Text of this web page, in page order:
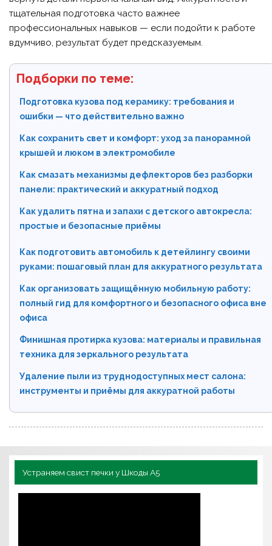
тщательная подготовка часто важнее
профессиональных навыков — если подойти к работе
вдумчиво, результат будет предсказуемым.
Подборки по теме:
Подготовка кузова под керамику: требования и
ошибки — что действительно важно
Как сохранить свет и комфорт: уход за панорамной
крышей и люком в электромобиле
Как смазать механизмы дефлекторов без разборки
панели: практический и аккуратный подход
Как удалить пятна и запахи с детского автокресла:
простые и безопасные приёмы
Как подготовить автомобиль к детейлингу своими
руками: пошаговый план для аккуратного результата
Как организовать защищённую мобильную работу:
полный гид для комфортного и безопасного офиса вне
офиса
Финишная протирка кузова: материалы и правильная
техника для зеркального результата
Удаление пыли из труднодоступных мест салона:
инструменты и приёмы для аккуратной работы
Устраняем свист печки у Шкоды А5